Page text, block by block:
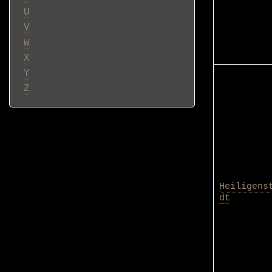
dt
U
V
W
X
Y
Z